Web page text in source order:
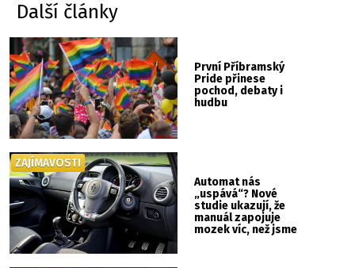
Další články
První Příbramský
Pride přinese
pochod, debaty i
hudbu
Automat nás
„uspává“? Nové
studie ukazují, že
manuál zapojuje
mozek víc, než jsme
ZAJÍMAVOSTI